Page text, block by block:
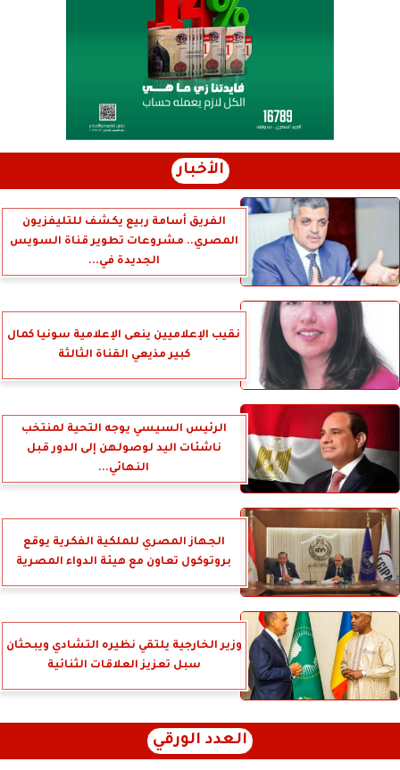
الأخبار
الفريق أسامة ربيع يكشف للتليفزيون
المصري.. مشروعات تطوير قناة السويس
الجديدة في...
نقيب الإعلاميين ينعى الإعلامية سونيا كمال
كبير مذيعي القناة الثالثة
الرئيس السيسي يوجه التحية لمنتخب
ناشئات اليد لوصولهن إلى الدور قبل
النهائي...
الجهاز المصري للملكية الفكرية يوقع
بروتوكول تعاون مع هيئة الدواء المصرية
وزير الخارجية يلتقي نظيره التشادي ويبحثان
سبل تعزيز العلاقات الثنائية
العدد الورقي